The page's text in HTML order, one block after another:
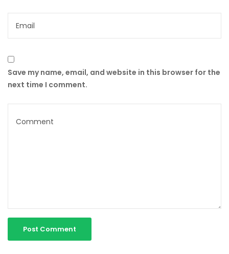
Save my name, email, and website in this browser for the
next time I comment.